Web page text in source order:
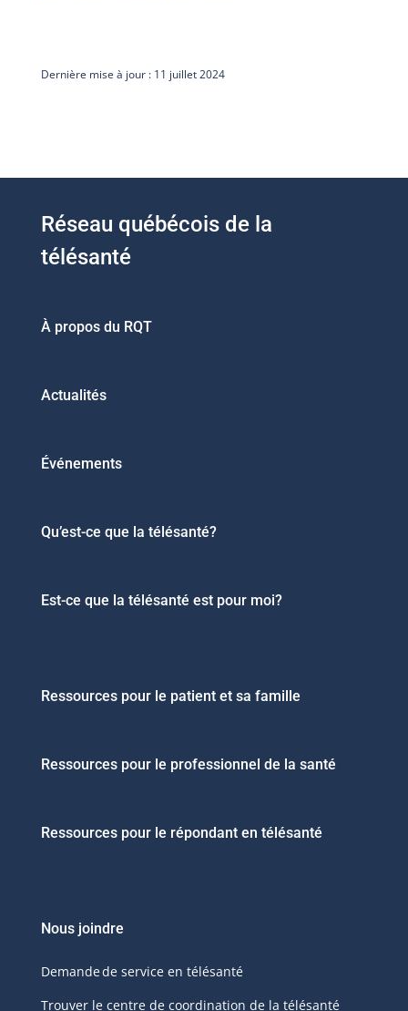
Dernière mise à jour : 11 juillet 2024
Réseau québécois de la
télésanté
À propos du RQT
Actualités
Événements
Qu’est-ce que la télésanté?
Est-ce que la télésanté est pour moi?
Ressources pour le patient et sa famille
Ressources pour le professionnel de la santé
Ressources pour le répondant en télésanté
Nous joindre
Demande de service en télésanté
Trouver le centre de coordination de la télésanté